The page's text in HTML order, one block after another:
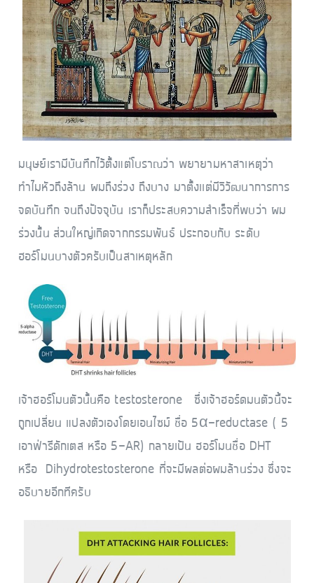
มนุษย์เรามีบันทึกไว้ตั้งแต่โบราณว่า พยายามหาสาเหตุว่า
ทำไมหัวถึงล้าน ผมถึงร่วง ถึงบาง มาตั้งเเต่มีวิวัฒนาการการ
จดบันทึก จนถึงปัจจุบัน เราก็ประสบความสำเร็จที่พบว่า ผม
ร่วงนั้น ส่วนใหญ่เกิดจากกรรมพันธ์ ประกอบกับ ระดับ
ฮอร์โมนบางตัวครับเป็นสาเหตุหลัก
เจ้าฮอร์โมนตัวนั้นคือ testosterone ซึ่งเจ้าฮอร์ดมนตัวนี้จะ
ถูกเปลี่ยน แปลงตัวเองโดยเอนไซม์ ชื่อ 5α-reductase ( 5
เอาฟ่ารีดักเตส หรือ 5-AR) กลายเป้น ฮอร์โมนชื่อ DHT
หรือ Dihydrotestosterone ที่จะมีผลต่อผมล้านร่วง ซึ่งจะ
อธิบายอีกทีครับ